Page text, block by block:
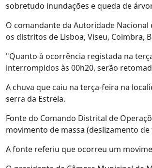
sobretudo inundações e queda de
O comandante da Autoridade Nacional
os distritos de Lisboa, Viseu, Coimbra,
"Quanto à ocorrência registada na
interrompidos às 00h20, serão
A chuva que caiu na terça-feira na
serra da Estrela.
Fonte do Comando Distrital de
movimento de massa (deslizamento
A fonte referiu que ocorreu um